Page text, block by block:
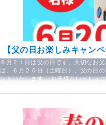
【父の日お楽しみキャン
６月２１日は父の日です。大切なお
は、６月２０日（土曜日）、父の日
ントいたします。 お子様といっしょ